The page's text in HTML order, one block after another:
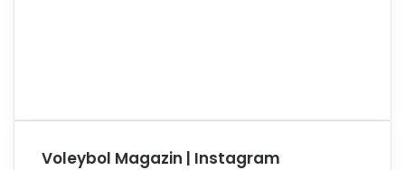
Voleybol Magazin | Instagram